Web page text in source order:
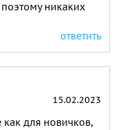
никаких
ответить
15.02.2023
для новичков,